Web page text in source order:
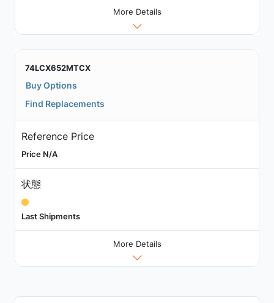
More Details
74LCX652MTCX
Buy Options
Find Replacements
Reference Price
Price N/A
状態
Last Shipments
More Details